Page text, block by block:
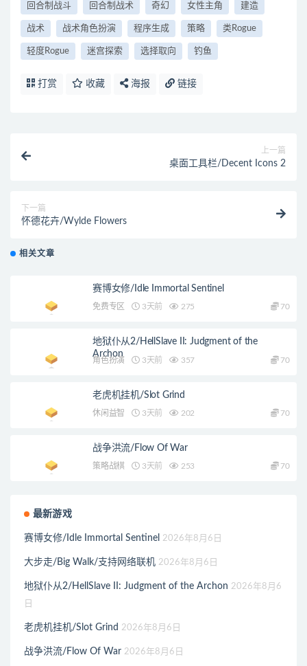
回合制战斗 回合制战术 奇幻 女性主角 建造
战术 战术角色扮演 程序生成 策略 类Rogue
轻度Rogue 迷宫探索 选择取向 钓鱼
打赏 收藏 海报 链接
上一篇
桌面工具栏/Decent Icons 2
下一篇
怀德花卉/Wylde Flowers
相关文章
赛博女修/Idle Immortal Sentinel
免费专区 3天前 275 70
地狱仆从2/HellSlave II: Judgment of the
Archon
角色扮演 3天前 357 70
老虎机挂机/Slot Grind
休闲益智 3天前 202 70
战争洪流/Flow Of War
策略战棋 3天前 253 70
最新游戏
赛博女修/Idle Immortal Sentinel 2026年8月6日
大步走/Big Walk/支持网络联机 2026年8月6日
地狱仆从2/HellSlave II: Judgment of the Archon 2026年8月6
日
老虎机挂机/Slot Grind 2026年8月6日
战争洪流/Flow Of War 2026年8月6日